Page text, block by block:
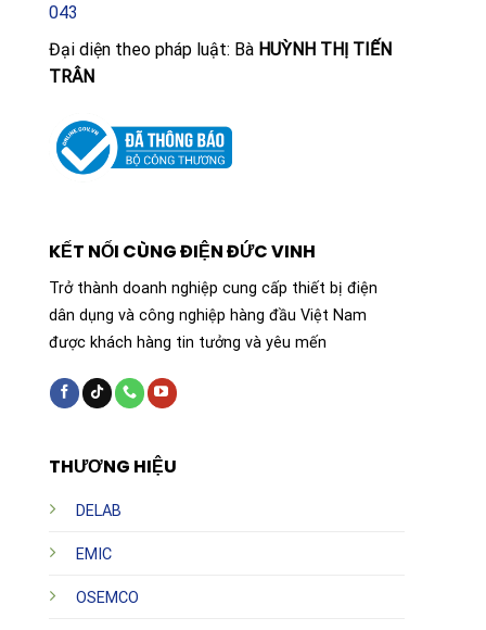
043
Đại diện theo pháp luật: Bà HUỲNH THỊ TIẾN
TRÂN
THƯƠNG HIỆU
DELAB
EMIC
OSEMCO
KẾT NỐI CÙNG ĐIỆN ĐỨC VINH
Trở thành doanh nghiệp cung cấp thiết bị điện
dân dụng và công nghiệp hàng đầu Việt Nam
được khách hàng tin tưởng và yêu mến